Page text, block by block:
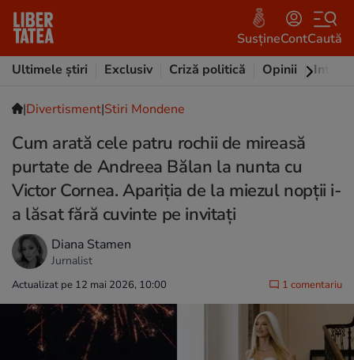
SusțineContCaută
Ultimele știri
Exclusiv Criză politică Opinii
|Divertisment|Stiri Mondene
Cum arată cele patru rochii de mireasă
purtate de Andreea Bălan la nunta cu
Victor Cornea. Apariția de la miezul nopții i-
a lăsat fără cuvinte pe invitați
Diana Stamen
Jurnalist
Actualizat pe 12 mai 2026, 10:00 1 comentariu